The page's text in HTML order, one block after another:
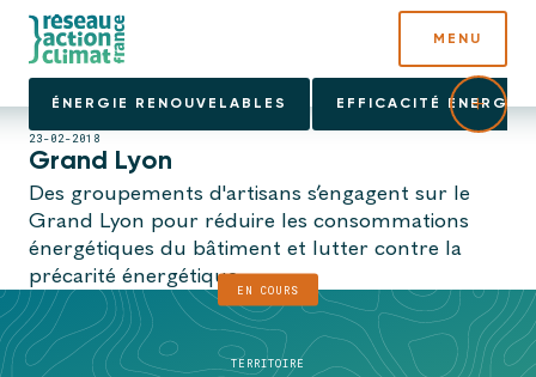
MENU
ÉNERGIE RENOUVELABLES EFFICACITÉ
23-02-2018
Grand Lyon
Des groupements d'artisans s’engagent sur le
Grand Lyon pour réduire les consommations
énergétiques du bâtiment et lutter contre la
précarité énergétique.
EN COURS
TERRITOIRE